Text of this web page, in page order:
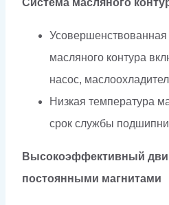
Система масляного
Усовершенствованная
масляного контура
насос,
Низкая температура
срок службы
Высокоэффективный
постоянными магнитами